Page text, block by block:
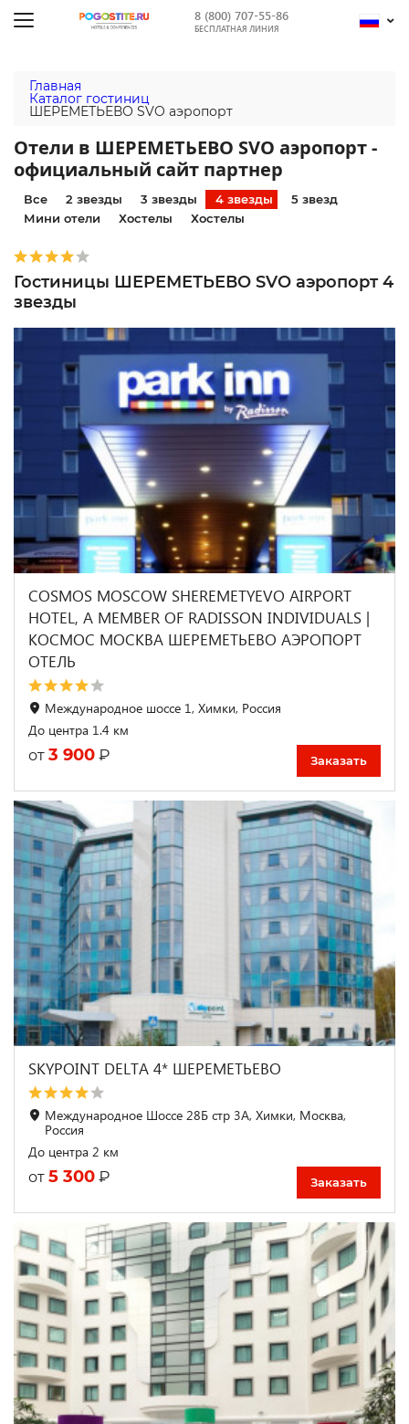
8 (800) 707-55-86
БЕСПЛАТНАЯ ЛИНИЯ
Главная
Каталог гостиниц
ШЕРЕМЕТЬЕВО SVO аэропорт
Отели в ШЕРЕМЕТЬЕВО SVO аэропорт -
официальный сайт партнер
Все 2 звезды 3 звезды 4 звезды
5 звезд
Мини отели
Хостелы Хостелы
Гостиницы ШЕРЕМЕТЬЕВО SVO аэропорт 4
звезды
COSMOS MOSCOW SHEREMETYEVO AIRPORT
HOTEL, A MEMBER OF RADISSON INDIVIDUALS |
КОСМОС МОСКВА ШЕРЕМЕТЬЕВО АЭРОПОРТ
ОТЕЛЬ
Международное шоссе 1, Химки, Россия
До центра 1.4 км
от 3 900 ₽ Заказать
SKYPOINT DELTA 4* ШЕРЕМЕТЬЕВО
Международное Шоссе 28Б стр 3А, Химки, Москва,
Россия
До центра 2 км
от 5 300 ₽ Заказать